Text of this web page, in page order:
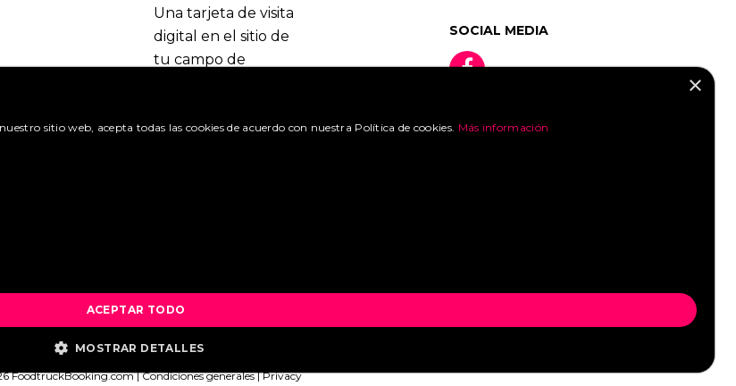
Una tarjeta de visita
digital en el sitio de
tu campo de
benefíciate de las
SOCIAL MEDIA
FoodtruckBooking.com |Condiciones generales|Privacy
×
sitio web, acepta todas las cookies de acuerdo con nuestra Política de cookies. Más información
ACEPTAR TODO
MOSTRAR DETALLES